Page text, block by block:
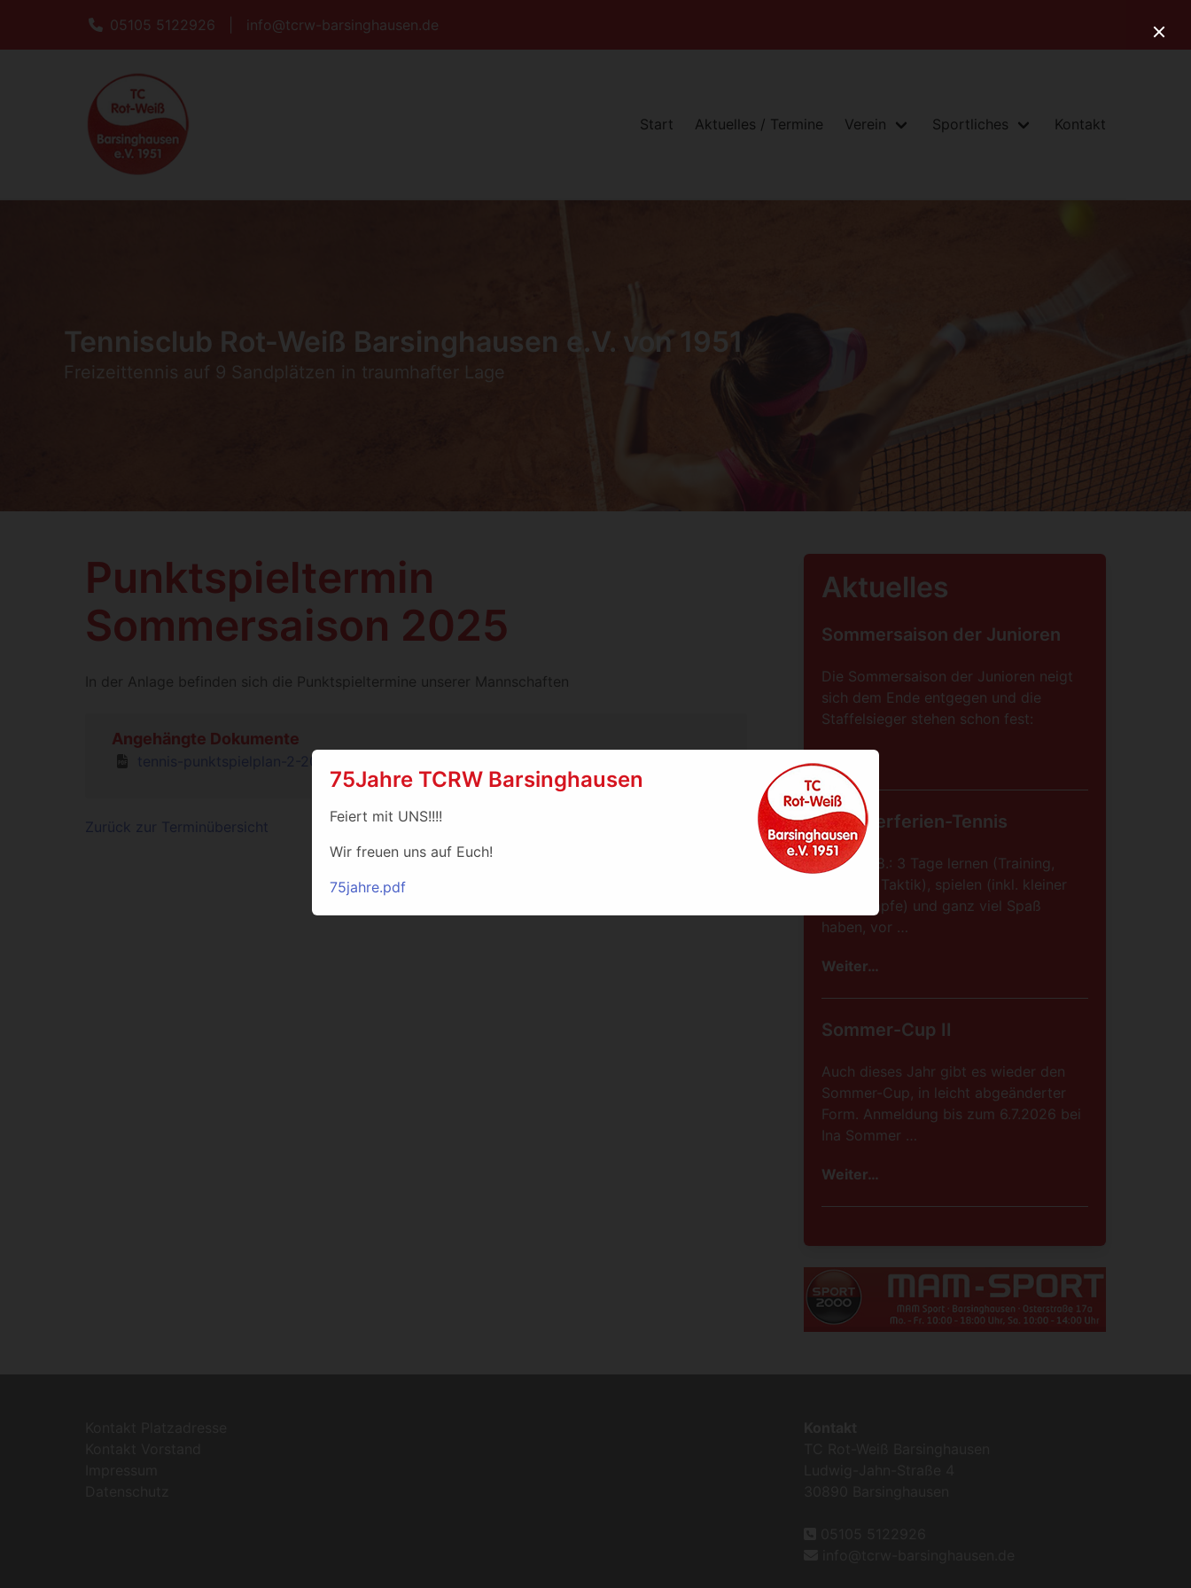
75Jahre TCRW Barsinghausen
Feiert mit UNS!!!!
Wir freuen uns auf Euch!
75jahre.pdf
05105 5122926 info@tcrw-barsinghausen.de
Start Aktuelles / Termine Verein Sportliches Kontakt
Tennisclub Rot-Weiß Barsinghausen e.V. von 1951
Freizeittennis auf 9 Sandplätzen in traumhafter Lage
Punktspieltermin
Sommersaison 2025
In der Anlage befinden sich die Punktspieltermine unserer Mannschaften
Angehängte Dokumente
tennis-punktspielplan-2-2025.pdf (116.17 KB, PDF)
Zurück zur Terminübersicht
Aktuelles
Sommersaison der Junioren
Die Sommersaison der Junioren neigt
sich dem Ende entgegen und die
Staffelsieger stehen schon fest:
Weiter…
Sommerferien-Tennis
08.-10.08.: 3 Tage lernen (Training,
Technik, Taktik), spielen (inkl. kleiner
Wettkämpfe) und ganz viel Spaß
haben, vor …
Weiter…
Sommer-Cup II
Auch dieses Jahr gibt es wieder den
Sommer-Cup, in leicht abgeänderter
Form. Anmeldung bis zum 6.7.2026 bei
Ina Sommer …
Weiter…